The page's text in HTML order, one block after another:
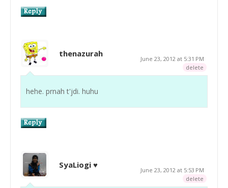
thenazurah
June 23, 2012 at 5:31 PM
delete
hehe. prnah t'jdi. huhu
SyaLiogi ♥
June 23, 2012 at 5:53 PM
delete